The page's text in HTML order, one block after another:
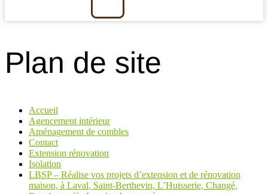
Plan de site
Accueil
Agencement intérieur
Aménagement de combles
Contact
Extension rénovation
Isolation
LBSP – Réalise vos projets d’extension et de rénovation
maison, à Laval, Saint-Berthevin, L’Huisserie, Changé,